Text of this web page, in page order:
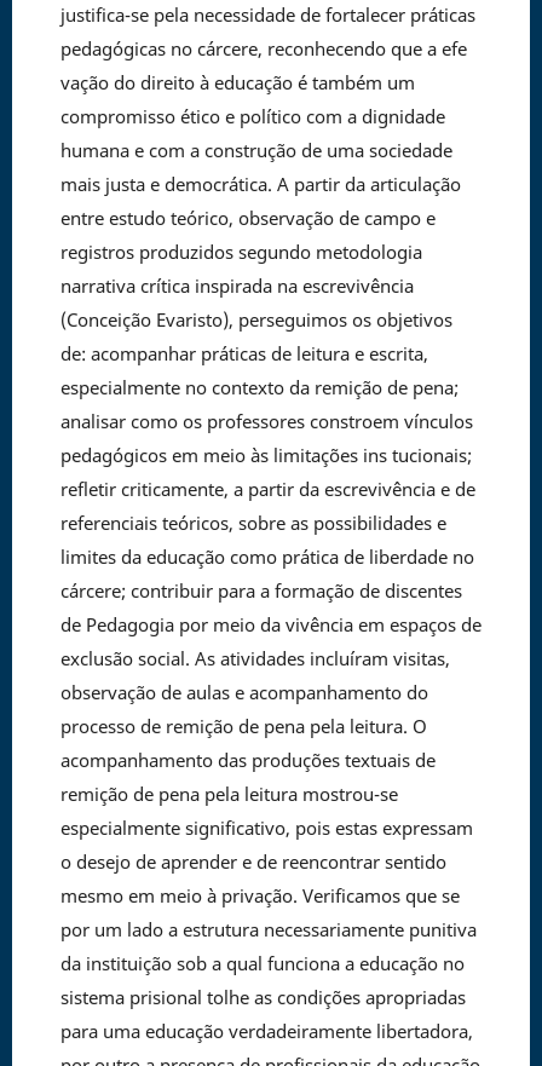
justifica-se pela necessidade de fortalecer práticas
pedagógicas no cárcere, reconhecendo que a efe
vação do direito à educação é também um
compromisso ético e político com a dignidade
humana e com a construção de uma sociedade
mais justa e democrática. A partir da articulação
entre estudo teórico, observação de campo e
registros produzidos segundo metodologia
narrativa crítica inspirada na escrevivência
(Conceição Evaristo), perseguimos os objetivos
de: acompanhar práticas de leitura e escrita,
especialmente no contexto da remição de pena;
analisar como os professores constroem vínculos
pedagógicos em meio às limitações ins tucionais;
refletir criticamente, a partir da escrevivência e de
referenciais teóricos, sobre as possibilidades e
limites da educação como prática de liberdade no
cárcere; contribuir para a formação de discentes
de Pedagogia por meio da vivência em espaços de
exclusão social. As atividades incluíram visitas,
observação de aulas e acompanhamento do
processo de remição de pena pela leitura. O
acompanhamento das produções textuais de
remição de pena pela leitura mostrou-se
especialmente significativo, pois estas expressam
o desejo de aprender e de reencontrar sentido
mesmo em meio à privação. Verificamos que se
por um lado a estrutura necessariamente punitiva
da instituição sob a qual funciona a educação no
sistema prisional tolhe as condições apropriadas
para uma educação verdadeiramente libertadora,